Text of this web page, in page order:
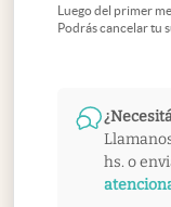
Luego del primer
Podrás cancelar tu
hs. o